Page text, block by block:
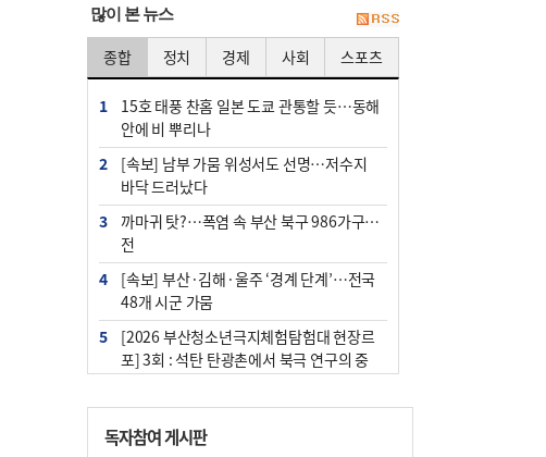
部)’에 생기는 악성 종양이다. 간동맥
문맥 림프절 담
많이 본 뉴스
종합 정치 경제 사회 스포츠
1
15호 태풍 찬홈 일본 도쿄 관통할 듯…동해
안에 비 뿌리나
2
[속보] 남부 가뭄 위성서도 선명…저수지
바닥 드러났다
3
까마귀 탓?…폭염 속 부산 북구 986가구 정
전
4
[속보] 부산·김해·울주 ‘경계 단계’…전국
48개 시군 가뭄
5
[2026 부산청소년극지체험탐험대 현장르
포] 3회 : 석탄 탄광촌에서 북극 연구의 중
위는 지속
독자참여 게시판